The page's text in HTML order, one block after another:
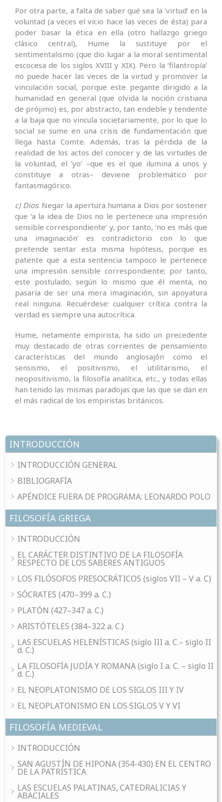
INTRODUCCIÓN
INTRODUCCIÓN GENERAL
BIBLIOGRAFÍA
APÉNDICE FUERA DE PROGRAMA: LEONARDO POLO
FILOSOFÍA GRIEGA
INTRODUCCIÓN
EL CARÁCTER DISTINTIVO DE LA FILOSOFÍA
RESPECTO DE LOS SABERES ANTIGUOS
LOS FILÓSOFOS PRESOCRÁTICOS (siglos VII – V a. C)
SÓCRATES (470–399 a. C.)
PLATÓN (427–347 a. C.)
ARISTÓTELES (384–322 a. C.)
LAS ESCUELAS HELENÍSTICAS (siglo III a. C.– siglo II
d. C.)
LA FILOSOFÍA JUDÍA Y ROMANA (siglo I a. C. – siglo II
d. C.)
EL NEOPLATONISMO DE LOS SIGLOS III Y IV
EL NEOPLATONISMO EN LOS SIGLOS V Y VI
FILOSOFÍA MEDIEVAL
INTRODUCCIÓN
SAN AGUSTÍN DE HIPONA (354-430) EN EL CENTRO
DE LA PATRÍSTICA
LAS ESCUELAS PALATINAS, CATEDRALICIAS Y
ABACIALES
Por otra parte, a falta de saber qué sea la ‘virtud’ en la
voluntad (a veces el vicio hace las veces de ésta) para
poder basar la ética en ella (otro hallazgo griego
clásico central), Hume la sustituye por el
sentimentalismo (que dio lugar a la moral sentimental
escocesa de los siglos XVIII y XIX). Pero la ‘filantropía’
no puede hacer las veces de la virtud y promover la
vinculación social, porque este pegante dirigido a la
humanidad en general (que olvida la noción cristiana
de prójimo) es, por abstracto, tan endeble y tendente
a la baja que no vincula societariamente, por lo que lo
social se sume en una crisis de fundamentación que
llega hasta Comte. Además, tras la pérdida de la
realidad de los actos del conocer y de las virtudes de
la voluntad, el ‘yo’ –que es el que ilumina a unos y
constituye a otras– deviene problemático por
fantasmagórico.
c) Dios. Negar la apertura humana a Dios por sostener
que ‘a la idea de Dios no le pertenece una impresión
sensible correspondiente’ y, por tanto, ‘no es más que
una imaginación’ es contradictorio con lo que
pretende sentar esta misma hipótesis, porque es
patente que a esta sentencia tampoco le pertenece
una impresión sensible correspondiente; por tanto,
este postulado, según lo mismo que él menta, no
pasaría de ser una mera imaginación, sin apoyatura
real ninguna. Recuérdese: cualquier crítica contra la
verdad es siempre una autocrítica.
Hume, netamente empirista, ha sido un precedente
muy destacado de otras corrientes de pensamiento
características del mundo anglosajón como el
sensismo, el positivismo, el utilitarismo, el
neopositivismo, la filosofía analítica, etc., y todas ellas
han tenido las mismas paradojas que las que se dan en
el más radical de los empiristas británicos.